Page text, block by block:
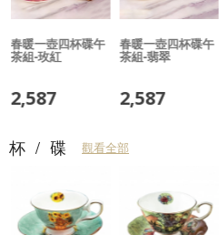
春暖一壺四杯碟午
茶組-玫紅
2,587
春暖一壺四杯碟午
茶組-翡翠
2,587
杯 / 碟 觀看全部